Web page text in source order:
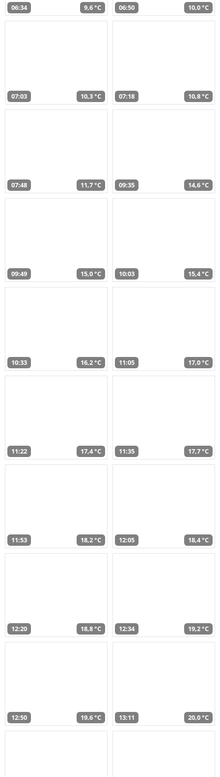
06:34 9,6 °C 06:50 10,0 °C
07:03 10,3 °C 07:18 10,8 °C
07:48 11,7 °C 09:35 14,6 °C
09:49 15,0 °C 10:03 15,4 °C
10:33 16,2 °C 11:05 17,0 °C
11:22 17,4 °C 11:35 17,7 °C
11:53 18,2 °C 12:05 18,4 °C
12:20 18,8 °C 12:34 19,2 °C
12:50 19,6 °C 13:11 20,0 °C